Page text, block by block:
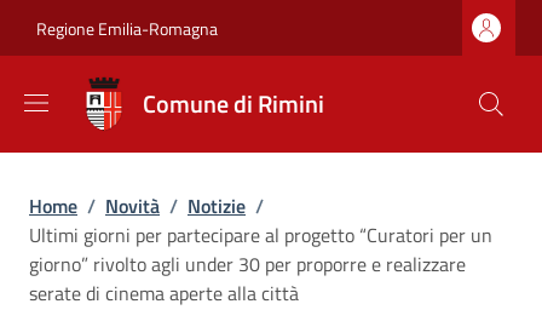
Regione Emilia-Romagna
Comune di Rimini
Briciole di pane
Home / Novità / Notizie /
Ultimi giorni per partecipare al progetto “Curatori per un
giorno” rivolto agli under 30 per proporre e realizzare
serate di cinema aperte alla città